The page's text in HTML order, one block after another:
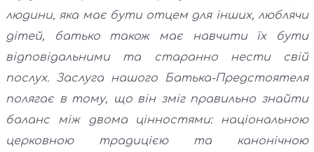
людини, яка має бути отцем для інших, люблячи
дітей, батько також має навчити їх бути
відповідальними та старанно нести свій
послух. Заслуга нашого Батька-Предстоятеля
полягає в тому, що він зміг правильно знайти
баланс між двома цінностями: національною
церковною традицією та канонічною